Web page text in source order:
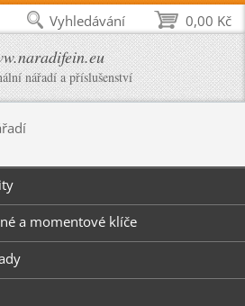
nářadí a příslušenství
a momentové klíče
0,00 Kč
Vyhledávání